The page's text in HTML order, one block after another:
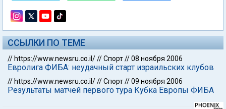
ССЫЛКИ ПО ТЕМЕ
// https://www.newsru.co.il///Спорт//08 ноября 2006
Евролига ФИБА: неудачный старт израильских клубов
// https://www.newsru.co.il///Спорт//09 ноября 2006
Результаты матчей первого тура Кубка Европы ФИБА